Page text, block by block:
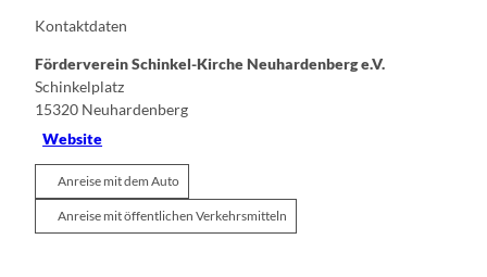
Kontaktdaten
Förderverein Schinkel-Kirche Neuhardenberg e.V.
Schinkelplatz
15320 Neuhardenberg
Website
Anreise mit dem Auto
Anreise mit öffentlichen Verkehrsmitteln